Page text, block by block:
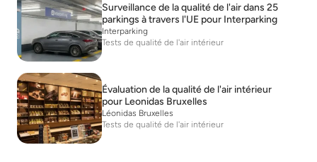
Surveillance de la qualité de l'air dans 25
parkings à travers l'UE pour Interparking
Interparking
Tests de qualité de l'air intérieur
Évaluation de la qualité de l'air intérieur
pour Leonidas Bruxelles
Léonidas Bruxelles
Tests de qualité de l'air intérieur